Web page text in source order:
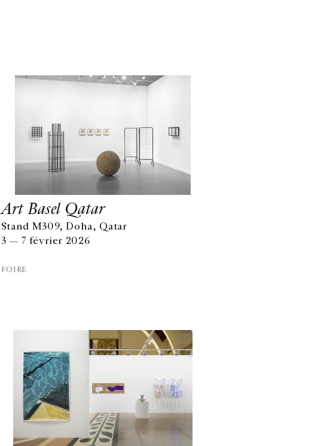
Art Basel Qatar
Stand M309, Doha, Qatar
3 — 7 février 2026
FOIRE